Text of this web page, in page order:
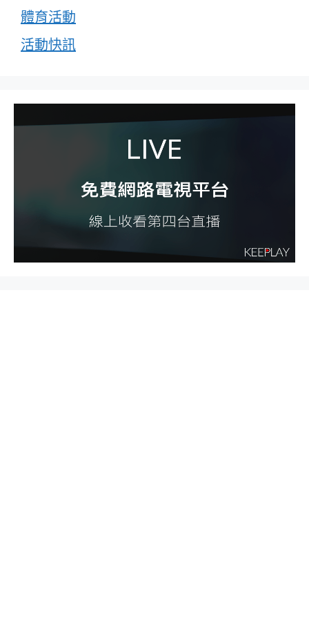
體育活動
活動快訊